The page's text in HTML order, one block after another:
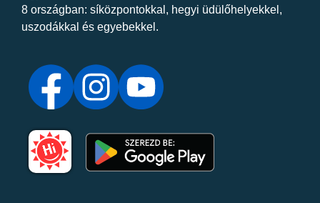
8 országban: síközpontokkal, hegyi üdülőhelyekkel,
uszodákkal és egyebekkel.